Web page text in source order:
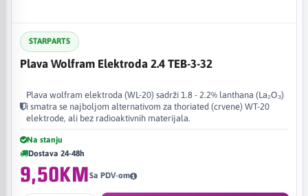
STARPARTS
Plava Wolfram Elektroda 2.4 TEB-3-32
Plava wolfram elektroda (WL-20) sadrži 1.8 - 2.2% lanthana (La₂O₃)
i smatra se najboljom alternativom za thoriated (crvene) WT-20
elektrode, ali bez radioaktivnih materijala.
Na stanju
Dostava 24-48h
9,50KMSa PDV-om